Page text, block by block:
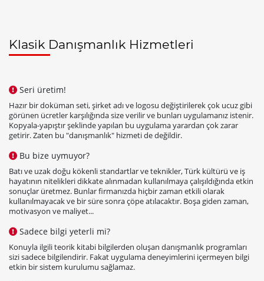
Klasik Danışmanlık Hizmetleri
Seri üretim!
Hazır bir doküman seti, şirket adı ve logosu değiştirilerek çok ucuz gibi
görünen ücretler karşılığında size verilir ve bunları uygulamanız istenir.
Kopyala-yapıştır şeklinde yapılan bu uygulama yarardan çok zarar
getirir. Zaten bu "danışmanlık" hizmeti de değildir.
Bu bize uymuyor?
Batı ve uzak doğu kökenli standartlar ve teknikler, Türk kültürü ve iş
hayatının nitelikleri dikkate alınmadan kullanılmaya çalışıldığında etkin
sonuçlar üretmez. Bunlar firmanızda hiçbir zaman etkili olarak
kullanılmayacak ve bir süre sonra çöpe atılacaktır. Boşa giden zaman,
motivasyon ve maliyet...
Sadece bilgi yeterli mi?
Konuyla ilgili teorik kitabi bilgilerden oluşan danışmanlık programları
sizi sadece bilgilendirir. Fakat uygulama deneyimlerini içermeyen bilgi
etkin bir sistem kurulumu sağlamaz.